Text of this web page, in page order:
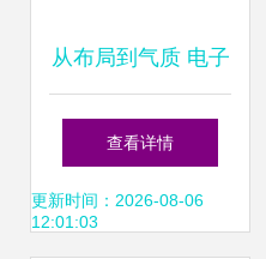
从布局到气质 电子
展台设计的统一技
巧，让个人形象一
查看详情
更新时间：2026-08-06
12:01:03